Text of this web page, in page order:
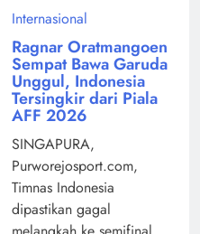
Internasional
Ragnar Oratmangoen
Sempat Bawa Garuda
Unggul, Indonesia
Tersingkir dari Piala
AFF 2026
SINGAPURA,
Purworejosport.com,
Timnas Indonesia
dipastikan gagal